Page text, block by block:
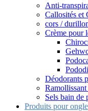
Anti-
Callosités et
cors /
Crème pour
Déodorants
Sels bain de
Produits pour